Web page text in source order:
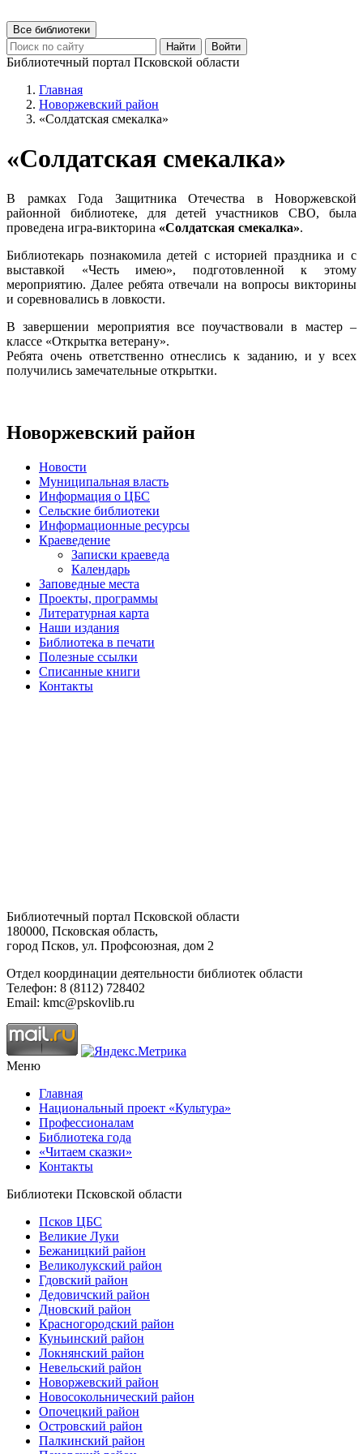
Все библиотеки
Найти
Войти
Библиотечный портал Псковской области
Главная
Новоржевский район
«Солдатская смекалка»
«Солдатская смекалка»
В рамках Года Защитника Отечества в Новоржевской
районной библиотеке, для детей участников СВО, была
проведена игра-викторина «Солдатская смекалка».
Библиотекарь познакомила детей с историей праздника и с
выставкой «Честь имею», подготовленной к этому
мероприятию. Далее ребята отвечали на вопросы викторины
и соревновались в ловкости.
В завершении мероприятия все поучаствовали в мастер –
классе «Открытка ветерану».
Ребята очень ответственно отнеслись к заданию, и у всех
получились замечательные открытки.
Новоржевский район
Новости
Муниципальная власть
Информация о ЦБС
Сельские библиотеки
Информационные ресурсы
Краеведение
Записки краеведа
Календарь
Заповедные места
Проекты, программы
Литературная карта
Наши издания
Библиотека в печати
Полезные ссылки
Списанные книги
Контакты
Библиотечный портал Псковской области
180000, Псковская область,
город Псков, ул. Профсоюзная, дом 2
Отдел координации деятельности библиотек области
Телефон: 8 (8112) 728402
Email: kmc@pskovlib.ru
Меню
Главная
Национальный проект «Культура»
Профессионалам
Библиотека года
«Читаем сказки»
Контакты
Библиотеки Псковской области
Псков ЦБС
Великие Луки
Бежаницкий район
Великолукский район
Гдовский район
Дедовичский район
Дновский район
Красногородский район
Куньинский район
Локнянский район
Невельский район
Новоржевский район
Новосокольнический район
Опочецкий район
Островский район
Палкинский район